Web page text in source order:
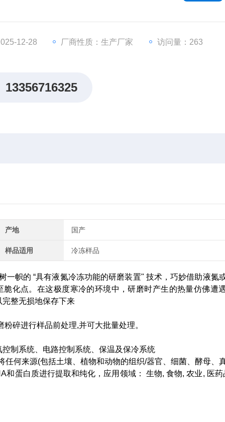
12-28
厂商性质：生产厂家 访问量：263
13356716325
产地 国产
样品适用 冷冻样品
帜的 “具有液氮冷冻功能的研磨装置" 技术，巧妙借助液氮
化点。在这极度寒冷的环境中，研磨时产生的热量仿佛遭
整无损地保存下来
碎进行样品前处理,并可大批量处理。
制系统、电路控制系统、保温及保冷系统
何来源(包括土壤、植物和动物的组织/器官、细菌、酵母、
蛋白质进行提取和纯化，应用领域： 生物, 食物, 农业, 医药